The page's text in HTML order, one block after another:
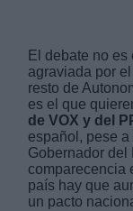
El debate no
agraviada por
resto de
es el que
de VOX y del
español, pese
Gobernador del
comparecencia
país hay que
un pacto